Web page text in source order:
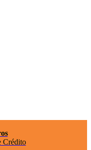
Crédito